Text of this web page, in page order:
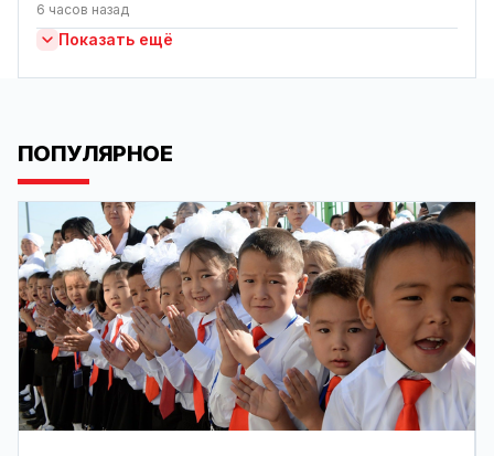
6 часов назад
Показать ещё
ПОПУЛЯРНОЕ